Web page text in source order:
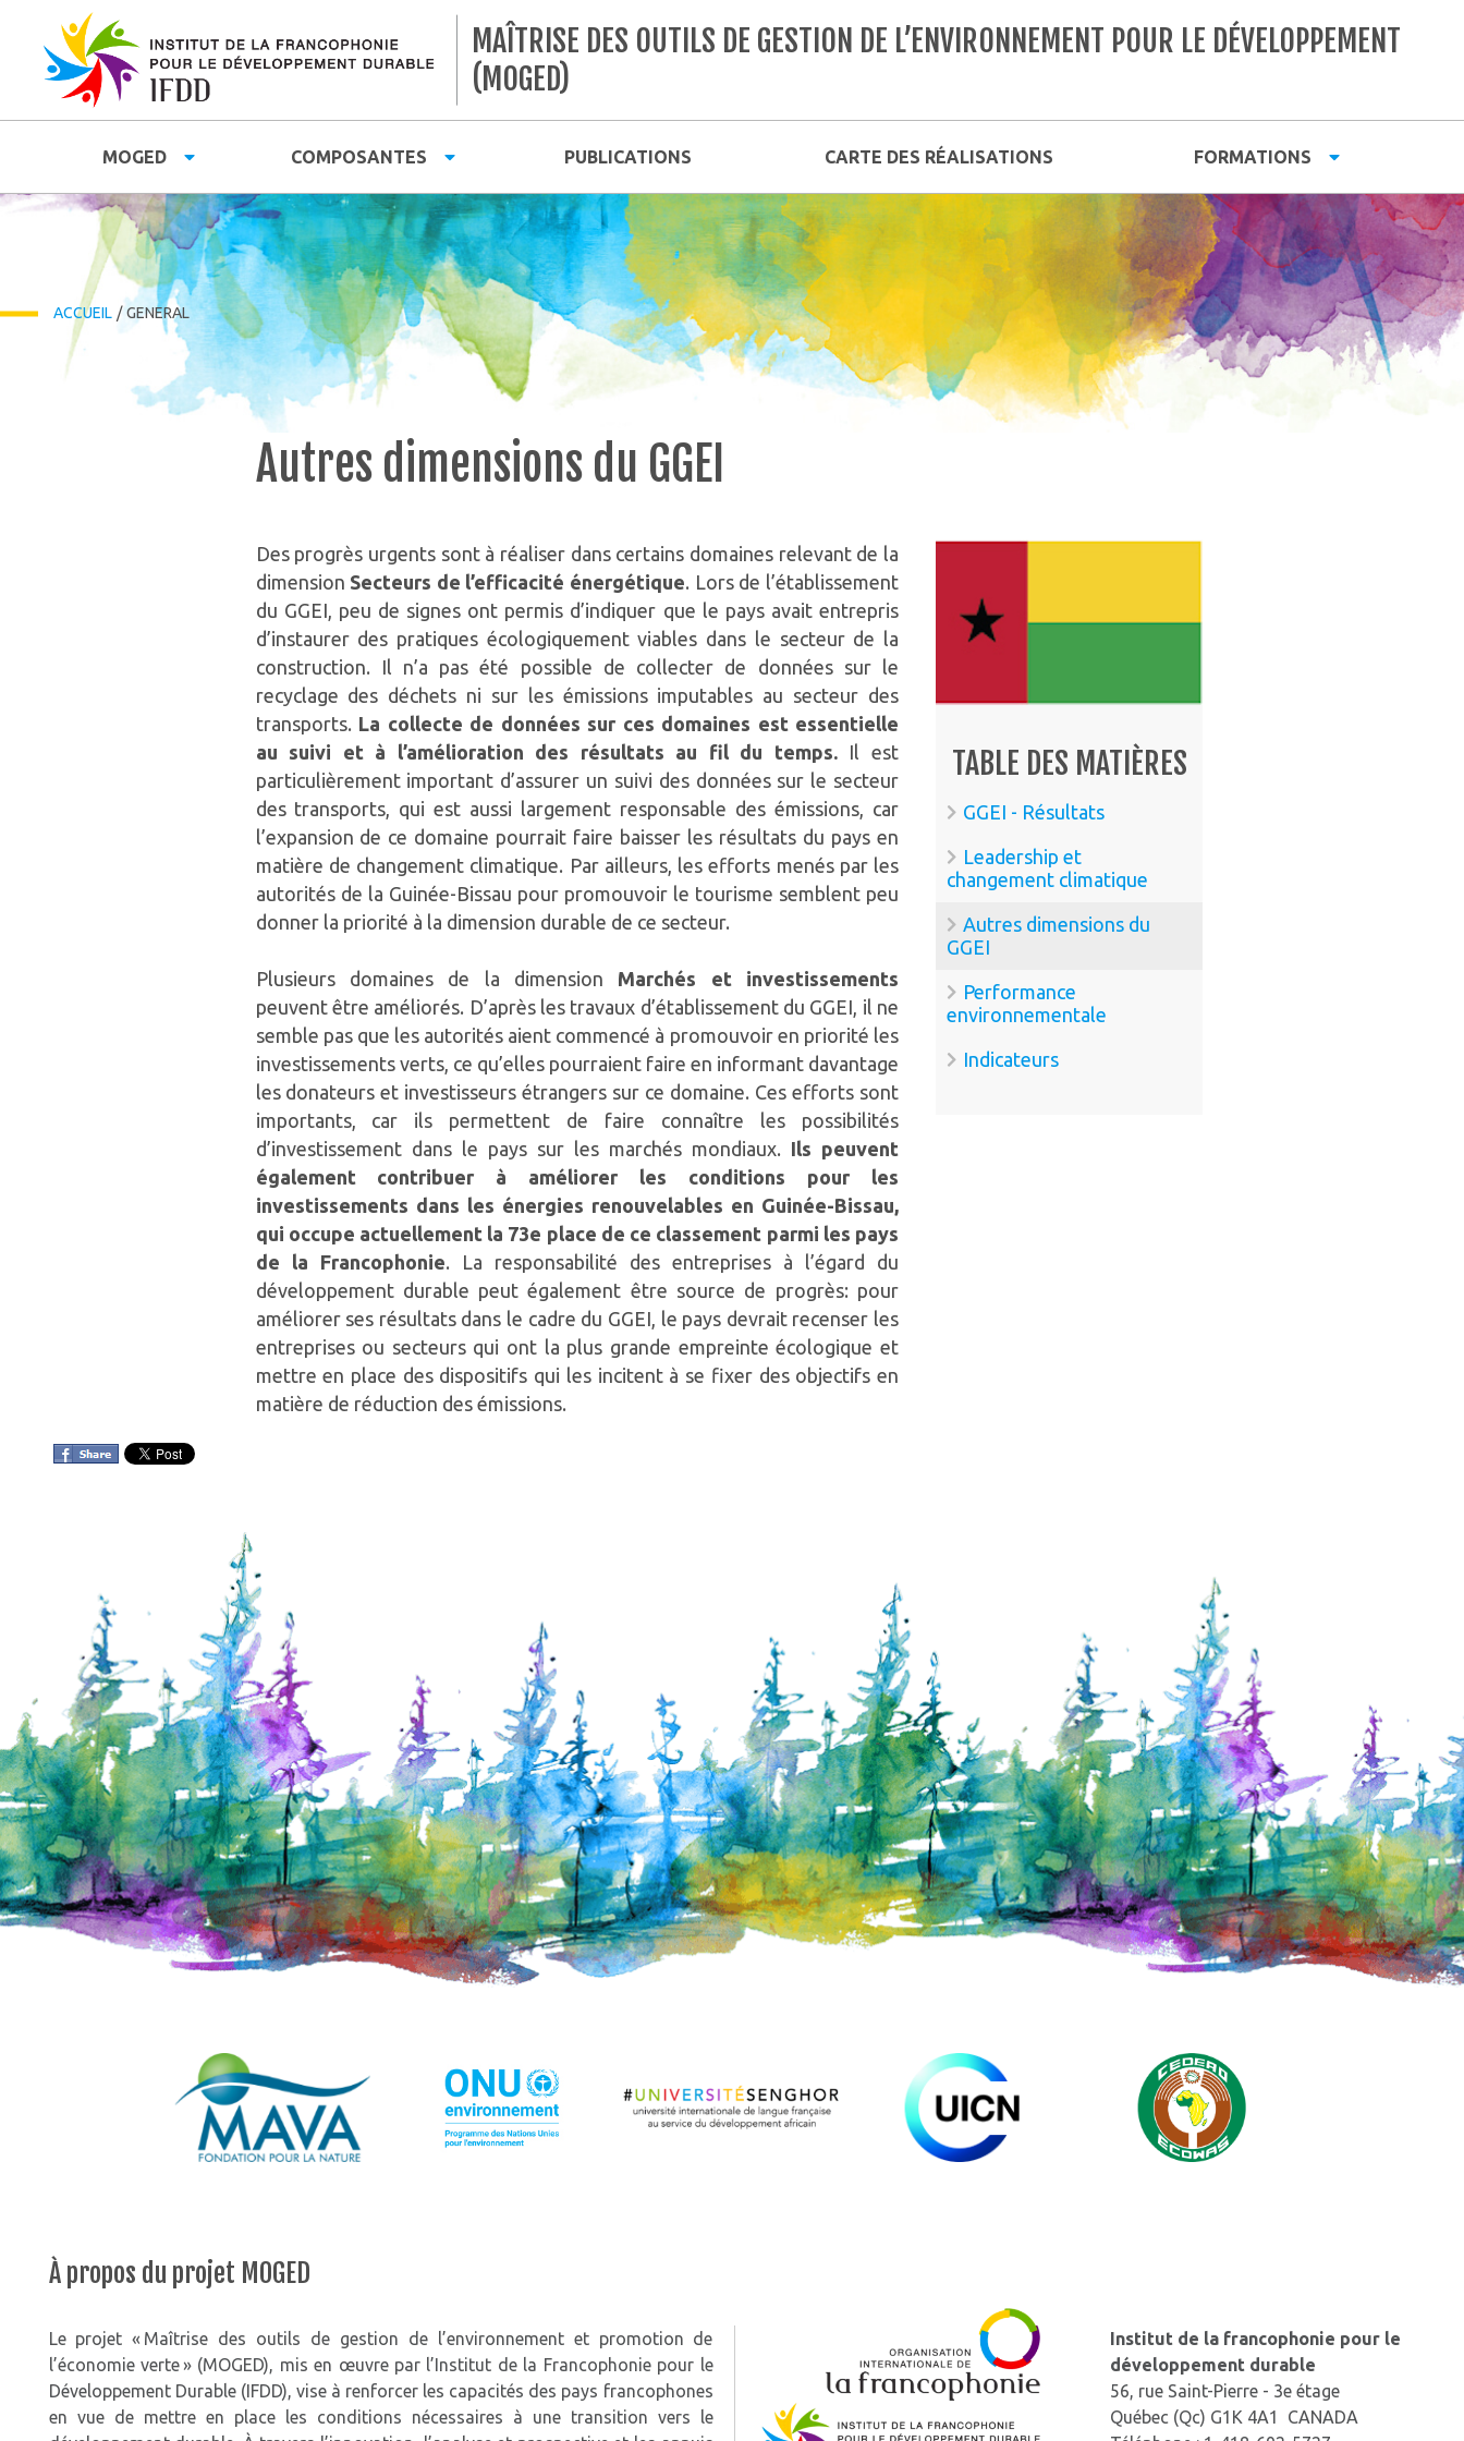
MAÎTRISE DES OUTILS DE GESTION DE L’ENVIRONNEMENT POUR LE DÉVELOPPEMENT
(MOGED)
MOGED COMPOSANTES PUBLICATIONS CARTE DES RÉALISATIONS FORMATIONS
ACCUEIL / GENERAL
Autres dimensions du GGEI
Des progrès urgents sont à réaliser dans certains domaines relevant de la
dimension Secteurs de l’efficacité énergétique. Lors de l’établissement
du GGEI, peu de signes ont permis d’indiquer que le pays avait entrepris
d’instaurer des pratiques écologiquement viables dans le secteur de la
construction. Il n’a pas été possible de collecter de données sur le
recyclage des déchets ni sur les émissions imputables au secteur des
transports. La collecte de données sur ces domaines est essentielle
au suivi et à l’amélioration des résultats au fil du temps.Il est
particulièrement important d’assurer un suivi des données sur le secteur
des transports, qui est aussi largement responsable des émissions, car
l’expansion de ce domaine pourrait faire baisser les résultats du pays en
matière de changement climatique. Par ailleurs, les efforts menés par les
autorités de la Guinée-Bissau pour promouvoir le tourisme semblent peu
donner la priorité à la dimension durable de ce secteur.
Plusieurs domaines de la dimension Marchés et investissements
peuvent être améliorés. D’après les travaux d’établissement du GGEI, il ne
semble pas que les autorités aient commencé à promouvoir en priorité les
investissements verts, ce qu’elles pourraient faire en informant davantage
les donateurs et investisseurs étrangers sur ce domaine. Ces efforts sont
importants, car ils permettent de faire connaître les possibilités
d’investissement dans le pays sur les marchés mondiaux. Ils peuvent
également contribuer à améliorer les conditions pour les
investissements dans les énergies renouvelables en Guinée-Bissau,
qui occupe actuellement la 73e place de ce classement parmi les pays
de la Francophonie. La responsabilité des entreprises à l’égard du
développement durable peut également être source de progrès: pour
améliorer ses résultats dans le cadre du GGEI, le pays devrait recenser les
entreprises ou secteurs qui ont la plus grande empreinte écologique et
mettre en place des dispositifs qui les incitent à se fixer des objectifs en
matière de réduction des émissions.
TABLE DES MATIÈRES
GGEI - Résultats
Leadership et
changement climatique
Autres dimensions du
GGEI
Performance
environnementale
Indicateurs
À propos du projet MOGED
Le projet « Maîtrise des outils de gestion de l’environnement et promotion de
l’économie verte » (MOGED), mis en œuvre par l’Institut de la Francophonie pour le
Développement Durable (IFDD), vise à renforcer les capacités des pays francophones
en vue de mettre en place les conditions nécessaires à une transition vers le
Institut de la francophonie pour le
développement durable
56, rue Saint-Pierre - 3e étage
Québec (Qc) G1K 4A1 CANADA